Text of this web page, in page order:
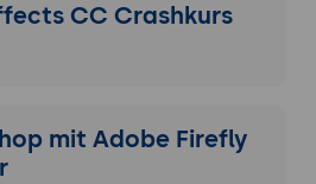
CC Crashkurs
mit Adobe Firefly